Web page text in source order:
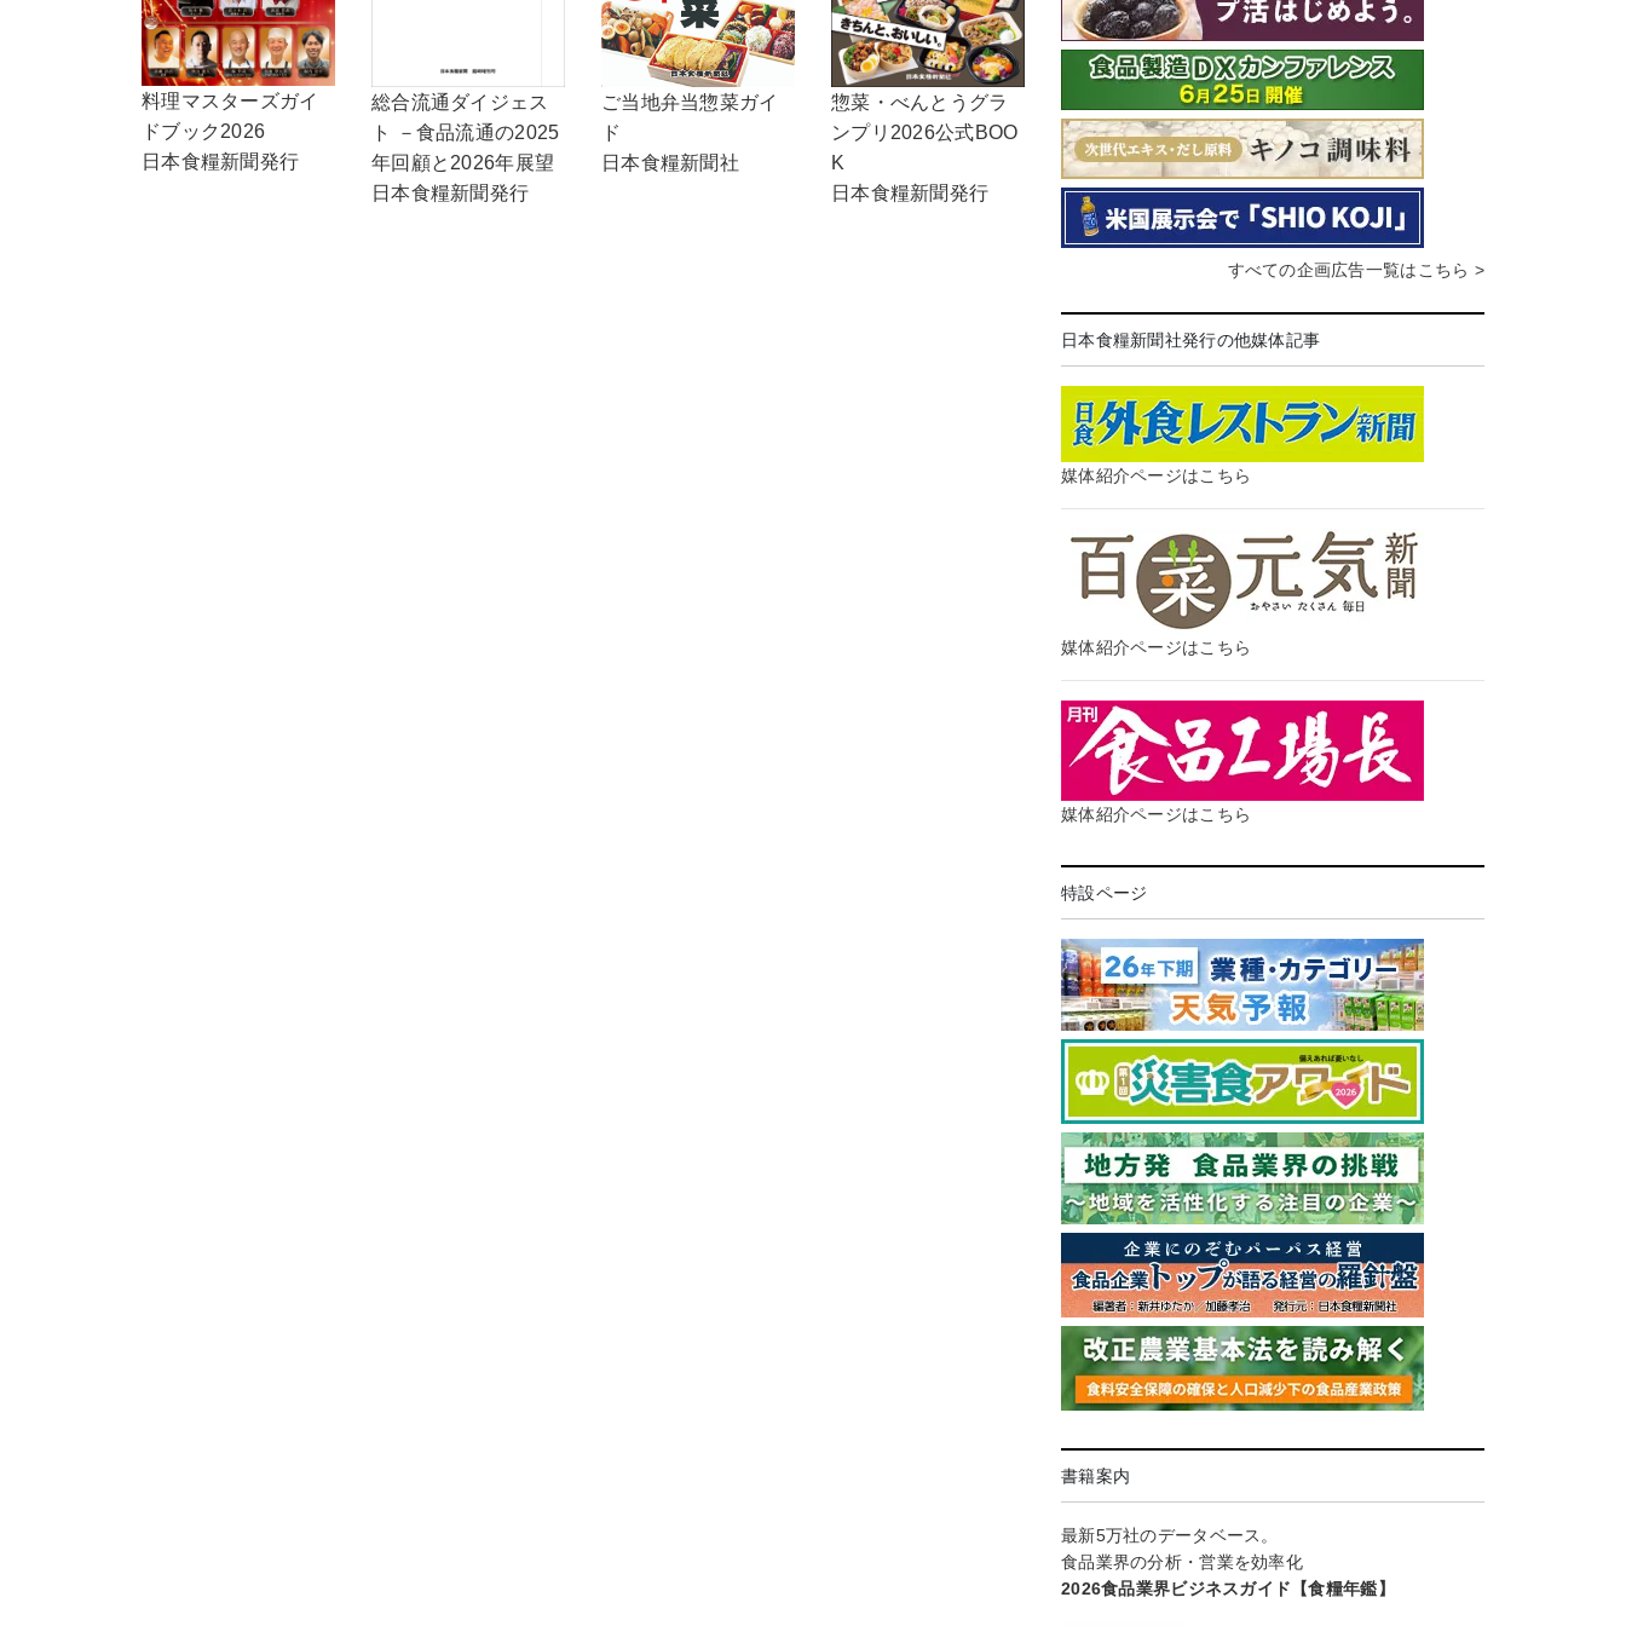
料理マスターズガイ
ドブック2026
日本食糧新聞発行
総合流通ダイジェス
ト －食品流通の2025
年回顧と2026年展望
日本食糧新聞発行
ご当地弁当惣菜ガイ
ド
日本食糧新聞社
惣菜・べんとうグラ
ンプリ2026公式BOO
K
日本食糧新聞発行
すべての企画広告一覧はこちら >
日本食糧新聞社発行の他媒体記事
媒体紹介ページはこちら
媒体紹介ページはこちら
媒体紹介ページはこちら
特設ページ
書籍案内
最新5万社のデータベース。
食品業界の分析・営業を効率化
2026食品業界ビジネスガイド【食糧年鑑】